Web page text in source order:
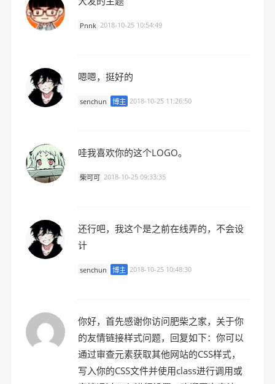
Pnnk 2018-10-25 10:54:49
嗯嗯，挺好的
senchun 博主 2018-10-25 11:26:50
哇我喜欢你的这个LOGO。
柴可可 2018-10-25 09:33:35
还行吧，我这个是之前在线弄的，不会设
计
senchun 博主 2018-10-25 10:48:30
你好，首先感谢你访问肥柴之家，关于你
的友情链接样式问题，回复如下：你可以
通过审查元素获取其他网站的CSS样式，
写入你的CSS文件并使用class进行调用或